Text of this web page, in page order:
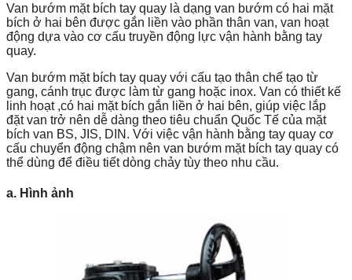
Van bướm mặt bích tay quay là dạng van bướm có hai mặt
bích ở hai bên được gắn liền vào phần thân van, van hoạt
động dựa vào cơ cấu truyền động lực vận hành bằng tay
quay.
Van bướm mặt bích tay quay với cấu tạo thân chế tạo từ
gang, cánh trục được làm từ gang hoặc inox. Van có thiết kế
linh hoạt ,có hai mặt bích gắn liền ở hai bên, giúp việc lắp
đặt van trở nên dễ dàng theo tiêu chuẩn Quốc Tế của mặt
bích van BS, JIS, DIN. Với việc vận hành bằng tay quay cơ
cấu chuyển động chậm nên van bướm mặt bích tay quay có
thể dùng để điều tiết dòng chảy tùy theo nhu cầu.
a. Hình ảnh